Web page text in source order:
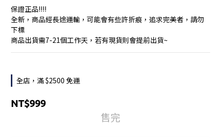
保證正品!!!!
全新，商品經長途運輸，可能會有些許折痕，追求完美者，請勿
下標
商品出貨需7-21個工作天，若有現貨則會提前出貨~
全店，滿 $2500 免運
NT$999
售完